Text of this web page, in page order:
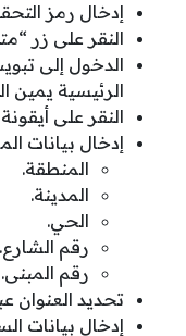
إدخال رمز
النقر على زر
الدخول إلى
الرئيسية يمين
النقر على
إدخال بيانات
المنطقة.
المدينة.
الحي.
رقم الشارع.
رقم المبنى.
تحديد العنوان
إدخال بيانات